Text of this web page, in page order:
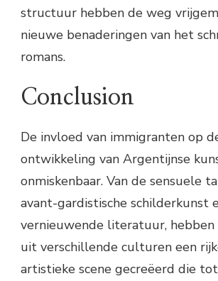
structuur hebben de weg
nieuwe benaderingen van het
romans.
Conclusion
De invloed van immigranten op
ontwikkeling van Argentijnse
onmiskenbaar. Van de sensuele
avant-gardistische schilderkunst
vernieuwende literatuur,
uit verschillende culturen een
artistieke scene gecreëerd die